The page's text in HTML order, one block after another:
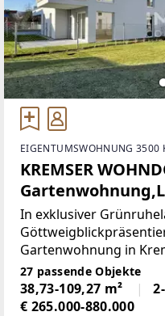
EIGENTUMSWOHNUNG 3500
KREMSER
beliebter
In exklusiver
Gartenwohnung in
ad/
27 passende Objekte
38,73-109,27 m²
€ 265.000-880.000